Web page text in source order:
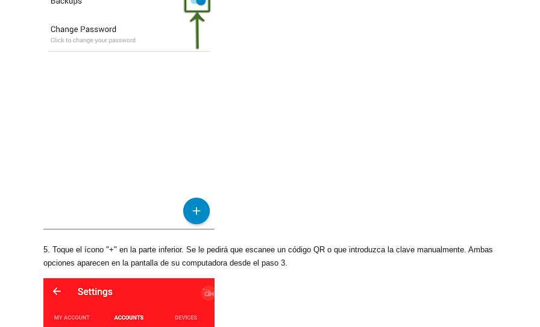
5. Toque el ícono "+" en la parte inferior. Se le pedirá que escanee un código QR o que introduzca la clave manualmente. Ambas
opciones aparecen en la pantalla de su computadora desde el paso 3.